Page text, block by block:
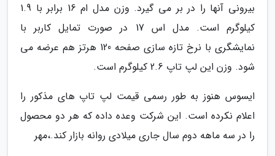
بیرونی آنها را در بر می گیرد. وزن مدل ام 16 برابر با 1.9
کیلوگرم است. مدل اس 17 در صورت تمایل کاربر با
نمایشگری با نرخ تازه سازی صفحه 120 هرتز هم عرضه می
شود. وزن این لپ تاپ 2.6 کیلوگرم است.
ایسوس هنوز به طور رسمی قیمت لپ تاپ های مذکور را
اعلام نکرده است. این شرکت وعده داده که هر دو محصول
را در سه ماهه دوم سال جاری میلادی روانه بازار کند.،مهر